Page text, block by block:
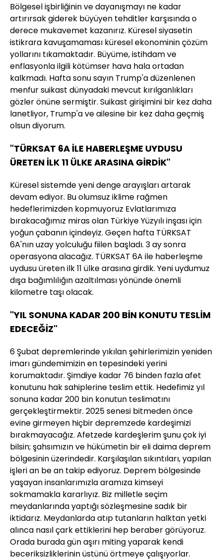
Bölgesel işbirliğinin ve dayanışmayı ne kadar
artırırsak giderek büyüyen tehditler karşısında o
derece mukavemet kazanırız. Küresel siyasetin
istikrara kavuşamaması küresel ekonominin çözüm
yollarını tıkamaktadır. Büyüme, istihdam ve
enflasyonla ilgili kötümser hava hala ortadan
kalkmadı. Hafta sonu sayın Trump'a düzenlenen
menfur suikast dünyadaki mevcut kırılganlıkları
gözler önüne sermiştir. Suikast girişimini bir kez daha
lanetliyor, Trump'a ve ailesine bir kez daha geçmiş
olsun diyorum.
"TÜRKSAT 6A İLE HABERLEŞME UYDUSU
ÜRETEN İLK 11 ÜLKE ARASINA GİRDİK"
Küresel sistemde yeni denge arayışları artarak
devam ediyor. Bu olumsuz iklime rağmen
hedeflerimizden kopmuyoruz Evlatlarımıza
bırakacağımız miras olan Türkiye Yüzyılı inşası için
yoğun çabanın içindeyiz. Geçen hafta TÜRKSAT
6A'nın uzay yolculuğu fiilen başladı. 3 ay sonra
operasyona alacağız. TÜRKSAT 6A ile haberleşme
uydusu üreten ilk 11 ülke arasına girdik. Yeni uydumuz
dışa bağımlılığın azaltılması yönünde önemli
kilometre taşı olacak.
"YIL SONUNA KADAR 200 BİN KONUTU TESLİM
EDECEĞİZ"
6 Şubat depremlerinde yıkılan şehirlerimizin yeniden
imarı gündemimizin en tepesindeki yerini
korumaktadır. Şimdiye kadar 76 binden fazla afet
konutunu hak sahiplerine teslim ettik. Hedefimiz yıl
sonuna kadar 200 bin konutun teslimatını
gerçekleştirmektir. 2025 senesi bitmeden önce
evine girmeyen hiçbir depremzede kardeşimizi
bırakmayacağız. Afetzede kardeşlerim şunu çok iyi
bilsin; şahsımızın ve hükümetin bir eli daima deprem
bölgesinin üzerindedir. Karşılaşılan sıkıntıları, yapılan
işleri an be an takip ediyoruz. Deprem bölgesinde
yaşayan insanlarımızla aramıza kimseyi
sokmamakla kararlıyız. Biz milletle seçim
meydanlarında yaptığı sözleşmesine sadık bir
iktidarız. Meydanlarda atıp tutanların halktan yetki
alınca nasıl çark ettiklerini hep beraber görüyoruz.
Orada burada gün aşırı miting yaparak kendi
beceriksizliklerinin üstünü örtmeye çalışıyorlar.